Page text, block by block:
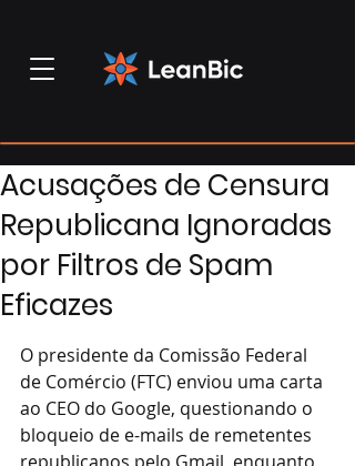
Acusações de Censura
Republicana Ignoradas
por Filtros de Spam
Eficazes
O presidente da Comissão Federal
de Comércio (FTC) enviou uma carta
ao CEO do Google, questionando o
bloqueio de e-mails de remetentes